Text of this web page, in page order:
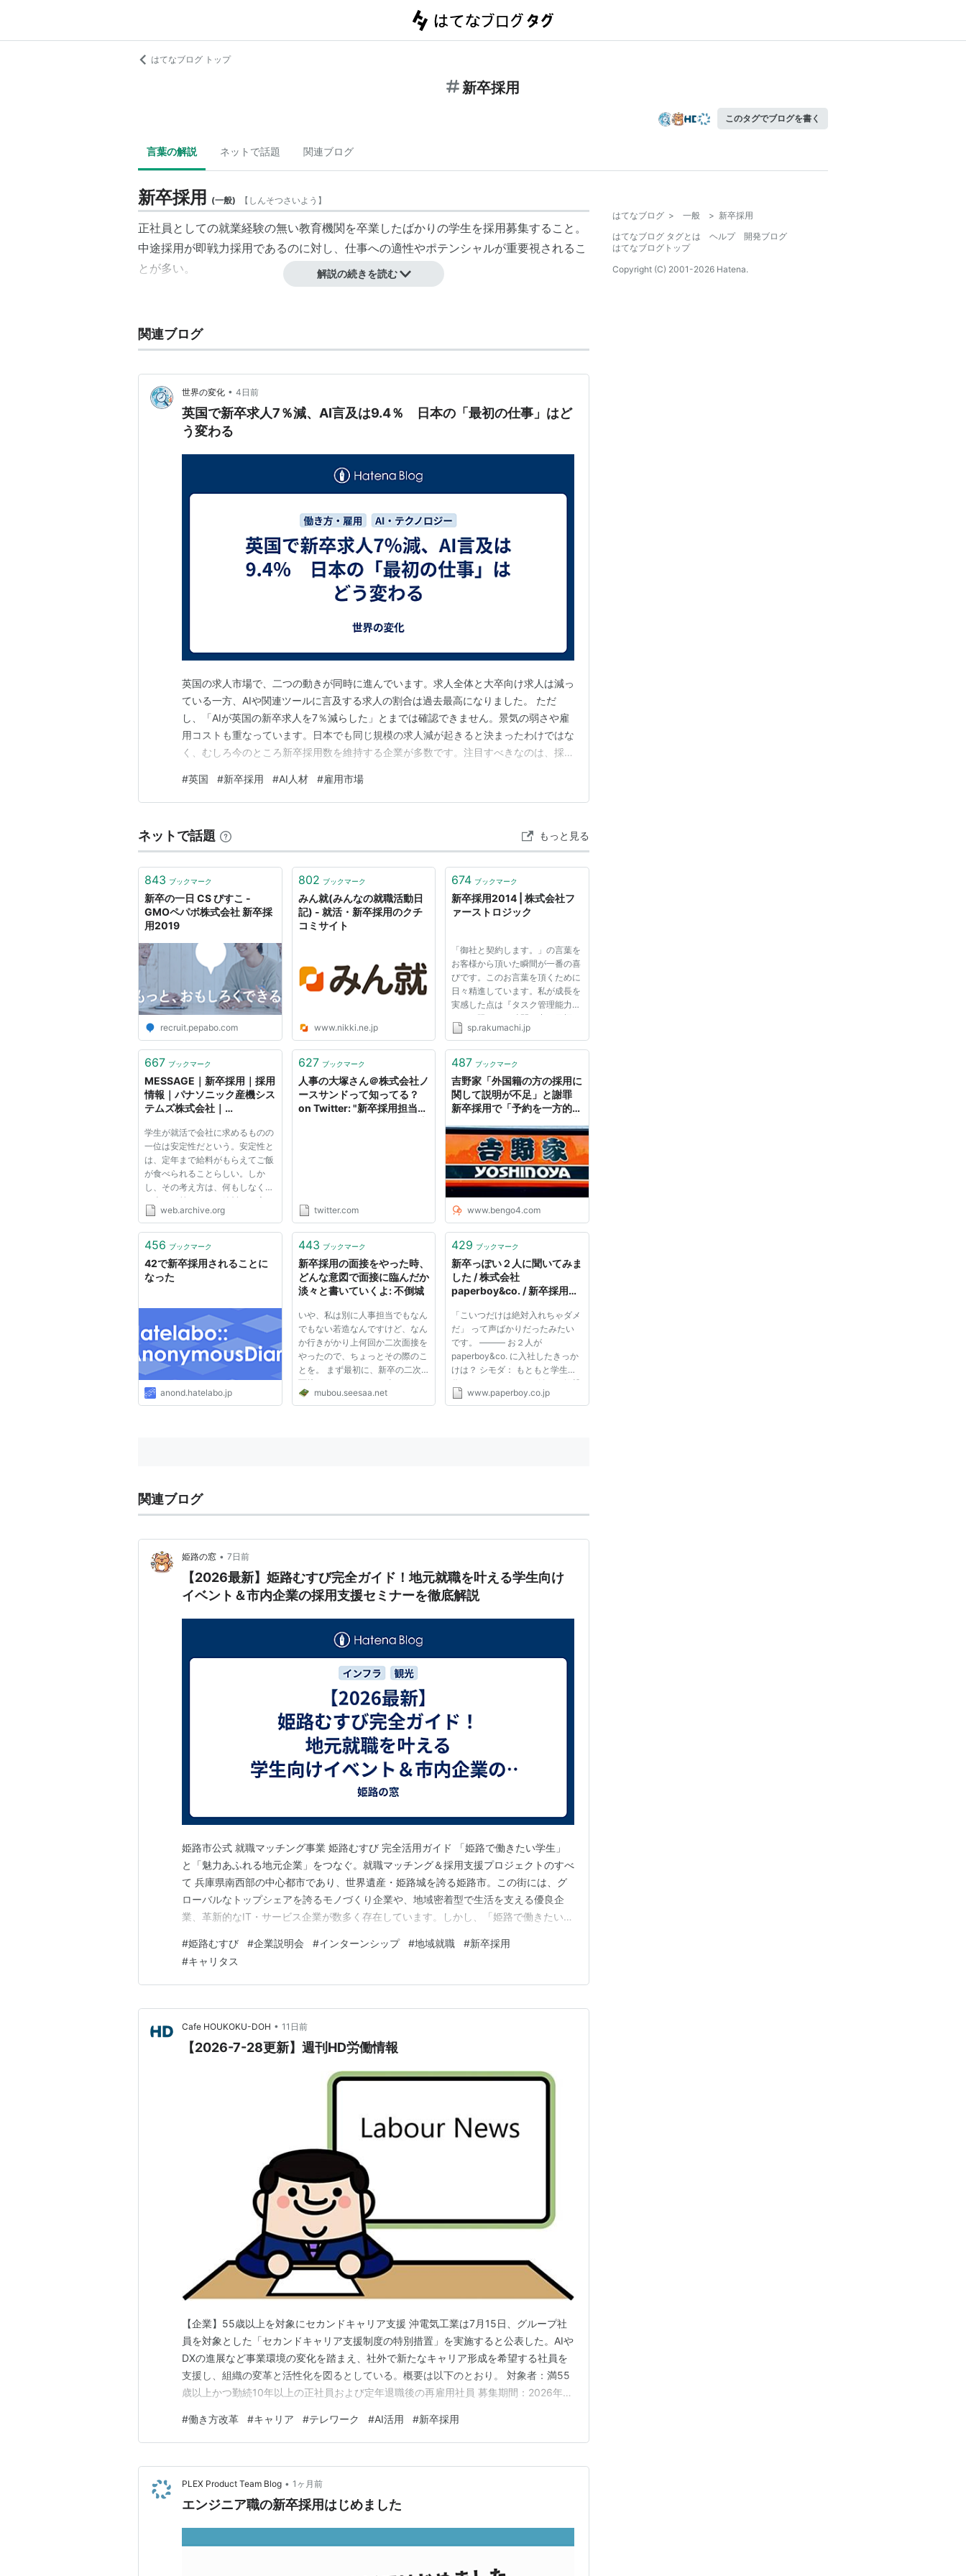
はてなブログ トップ
新卒採用
このタグでブログを書く
言葉の解説 ネットで話題 関連ブログ
新卒採用 (一般) 【 しんそつさいよう 】
正社員としての就業経験の無い教育機関を卒業したばかりの学生を採用募集すること。
中途採用が即戦力採用であるのに対し、仕事への適性やポテンシャルが重要視されるこ
とが多い。
解説の続きを読む
関連ブログ
世界の変化 • 4日前
英国で新卒求人7％減、AI言及は9.4％ 日本の「最初の仕事」はど
う変わる
英国の求人市場で、二つの動きが同時に進んでいます。求人全体と大卒向け求人は減っ
ている一方、AIや関連ツールに言及する求人の割合は過去最高になりました。 ただ
し、「AIが英国の新卒求人を7％減らした」とまでは確認できません。景気の弱さや雇
用コストも重なっています。日本でも同じ規模の求人減が起きると決まったわけではな
く、むしろ今のところ新卒採用数を維持する企業が多数です。注目すべきなのは、採用
英国の大卒向け求人は2026年7月10日時点で前年同期比7％減。AI関連の言及は全求人
の9.4％に上昇した。 求人減少はAIだけ…
#英国 #新卒採用 #AI人材 #雇用市場
ネットで話題 もっと見る
843 ブックマーク
新卒の一日 CS びすこ -
GMOペパボ株式会社 新卒採
用2019
recruit.pepabo.com
802 ブックマーク
みん就(みんなの就職活動日
記) - 就活・新卒採用のクチ
コミサイト
www.nikki.ne.jp
674 ブックマーク
新卒採用2014 | 株式会社フ
ァーストロジック
「御社と契約します。」の言葉を
お客様から頂いた瞬間が一番の喜
びです。このお言葉を頂くために
日々精進しています。私が成長を
実感した点は『タスク管理能力』
です。限られた時間の中で目標を
達成するために、自分が「何をす
仕事を効率的に実行していけるよ
sp.rakumachi.jp
667 ブックマーク
MESSAGE｜新卒採用｜採用
情報｜パナソニック産機シス
テムズ株式会社｜
学生が就活で会社に求めるものの
一位は安定性だという。安定性と
は、定年まで給料がもらえてご飯
が食べられることらしい。しか
し、その考え方は、何もしなくて
も当たり前のように給料が口座に
振り込まれると考える「大企業
いつ経営が傾くか分からない時
の...
web.archive.org
627 ブックマーク
人事の大塚さん＠株式会社ノ
ースサンドって知ってる？
on Twitter: "新卒採用担当を
遇/給与で会社を選ぶ方と働
きたいとは思わない。"
twitter.com
487 ブックマーク
吉野家「外国籍の方の採用に
関して説明が不足」と謝罪
新卒採用で「予約を一方的に
受け - 弁護士ドットコムニュ
ース
www.bengo4.com
456 ブックマーク
42で新卒採用されることに
なった
anond.hatelabo.jp
443 ブックマーク
新卒採用の面接をやった時、
どんな意図で面接に臨んだか
淡々と書いていくよ: 不倒城
いや、私は別に人事担当でもなん
でもない若造なんですけど、なん
か行きがかり上何回か二次面接を
やったので、ちょっとその際のこ
とを。 まず最初に、新卒の二次
面接をやれといわれた時、どんな
人材が会社に必要か、どんな人材
mubou.seesaa.net
429 ブックマーク
新卒っぽい２人に聞いてみま
した / 株式会社
paperboy&co. / 新卒採用
「こいつだけは絶対入れちゃダメ
だ」 って声ばかりだったみたい
です。 ――― お２人が
paperboy&co. に入社したきっか
けは？ シモダ： もともと学生時
代にインターネットに触れて衝撃
をうけたんです。自分の一生の仕
www.paperboy.co.jp
関連ブログ
姫路の窓 • 7日前
【2026最新】姫路むすび完全ガイド！地元就職を叶える学生向け
イベント＆市内企業の採用支援セミナーを徹底解説
姫路市公式 就職マッチング事業 姫路むすび 完全活用ガイド 「姫路で働きたい学生」
と「魅力あふれる地元企業」をつなぐ。就職マッチング＆採用支援プロジェクトのすべ
て 兵庫県南西部の中心都市であり、世界遺産・姫路城を誇る姫路市。この街には、グ
ローバルなトップシェアを誇るモノづくり企業や、地域密着型で生活を支える優良企
業、革新的なIT・サービス企業が数多く存在しています。しかし、「姫路で働きたいけ
苦戦している」といった声は、学生・企業双方から絶えません。 そのような課題を解
決し、素晴らしいご縁を創出するために姫路市が立ち上…
#姫路むすび #企業説明会 #インターンシップ #地域就職 #新卒採用
#キャリタス
Cafe HOUKOKU-DOH • 11日前
【2026-7-28更新】週刊HD労働情報
【企業】55歳以上を対象にセカンドキャリア支援 沖電気工業は7月15日、グループ社
員を対象とした「セカンドキャリア支援制度の特別措置」を実施すると公表した。AIや
DXの進展など事業環境の変化を踏まえ、社外で新たなキャリア形成を希望する社員を
支援し、組織の変革と活性化を図るとしている。概要は以下のとおり。 対象者：満55
歳以上かつ勤続10年以上の正社員および定年退職後の再雇用社員 募集期間：2026年8
給、希望者への再就職支援 https://www.oki.com/global/ja/ir/assets_c/…
#働き方改革 #キャリア #テレワーク #AI活用 #新卒採用
PLEX Product Team Blog • 1ヶ月前
エンジニア職の新卒採用はじめました
はてなブログ > 一般 > 新卒採用
はてなブログ タグとは
ヘルプ
開発ブログ
はてなブログトップ
Copyright (C) 2001-2026 Hatena.